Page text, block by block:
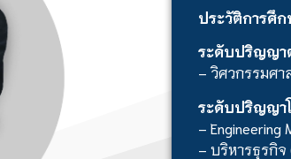
ประวัติการศึก
ระดับปริญญา
– วิศวกรรมศ
ระดับปริญญา
– Engineering
– บริหารธุรกิจ